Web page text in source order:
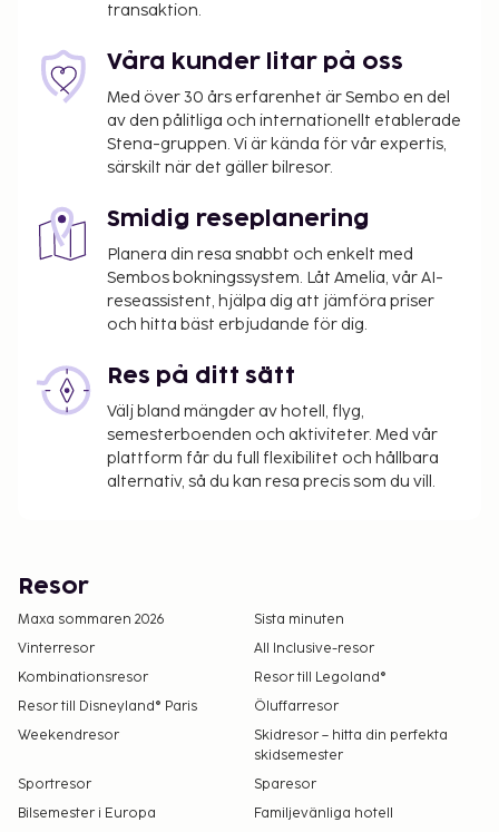
transaktion.
Våra kunder litar på oss
Med över 30 års erfarenhet är Sembo en del
av den pålitliga och internationellt etablerade
Stena-gruppen. Vi är kända för vår expertis,
särskilt när det gäller bilresor.
Smidig reseplanering
Planera din resa snabbt och enkelt med
Sembos bokningssystem. Låt Amelia, vår AI-
reseassistent, hjälpa dig att jämföra priser
och hitta bäst erbjudande för dig.
Res på ditt sätt
Välj bland mängder av hotell, flyg,
semesterboenden och aktiviteter. Med vår
plattform får du full flexibilitet och hållbara
alternativ, så du kan resa precis som du vill.
Resor
Maxa sommaren 2026
Sista minuten
Vinterresor
All Inclusive-resor
Kombinationsresor
Resor till Legoland®
Resor till Disneyland® Paris
Öluffarresor
Weekendresor
Skidresor – hitta din perfekta
skidsemester
Sportresor
Sparesor
Bilsemester i Europa
Familjevänliga hotell